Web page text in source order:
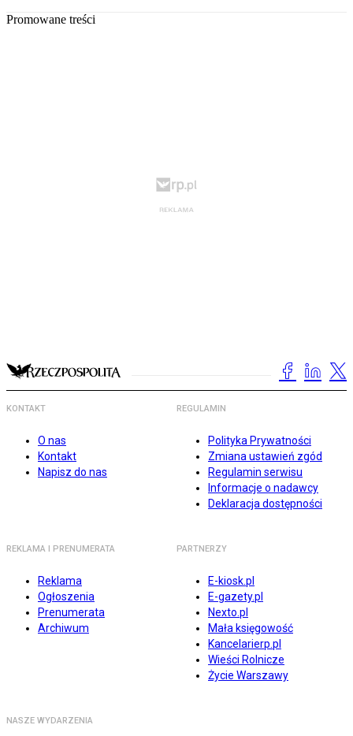
Promowane treści
KONTAKT
O nas
Kontakt
Napisz do nas
REGULAMIN
Polityka Prywatności
Zmiana ustawień zgód
Regulamin serwisu
Informacje o nadawcy
Deklaracja dostępności
REKLAMA I PRENUMERATA
Reklama
Ogłoszenia
Prenumerata
Archiwum
PARTNERZY
E-kiosk.pl
E-gazety.pl
Nexto.pl
Mała księgowość
Kancelarierp.pl
Wieści Rolnicze
Życie Warszawy
NASZE WYDARZENIA